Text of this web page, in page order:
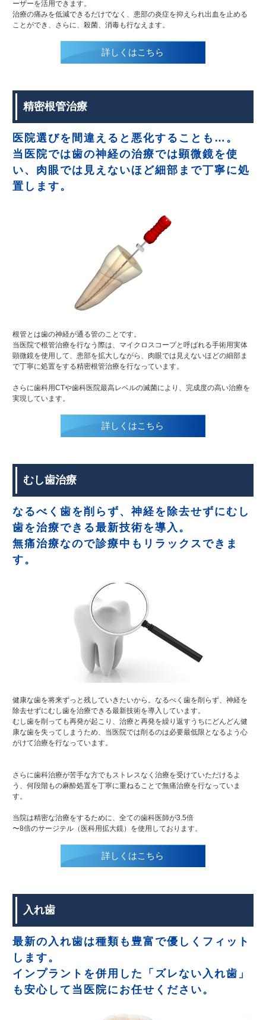
ーザーを活用できます。
治療の痛みを低減できるだけでなく、患部の炎症を抑えられ出血を止める
ことができ、さらに、殺菌、消毒も行なえます。
詳しくはこちら
精密根管治療
医院選びを間違えると悪化することも…。
当医院では歯の神経の治療では顕微鏡を使
い、肉眼では見えないほど細部まで丁寧に処
置します。
根管とは歯の神経が通る管のことです。
当医院で根管治療を行なう際は、マイクロスコープと呼ばれる手術用実体
顕微鏡を使用して、患部を拡大しながら、肉眼では見えないほどの細部ま
で丁寧に処置をする精密根管治療を行なっています。
さらに歯科用CTや歯科医院最高レベルの滅菌により、完成度の高い治療を
実現しています。
詳しくはこちら
むし歯治療
なるべく歯を削らず、神経を除去せずにむし
歯を治療できる最新技術を導入。
無痛治療なので診療中もリラックスできま
す。
健康な歯を将来ずっと残していきたいから。なるべく歯を削らず、神経を
除去せずにむし歯を治療できる最新技術を導入しています。
むし歯を削っても再発が起こり、治療と再発を繰り返すうちにどんどん健
康な歯を失ってしまうため、当医院では削るのは必要最低限となるよう心
がけて治療を行なっています。
さらに歯科治療が苦手な方でもストレスなく治療を受けていただけるよ
う、何段階もの麻酔処置を丁寧に重ねることで無痛治療を行なっていま
す。
当院は精密な治療をするために、全ての歯科医師が3.5倍
〜8倍のサージテル（医科用拡大鏡）を使用しております。
詳しくはこちら
入れ歯
最新の入れ歯は種類も豊富で優しくフィット
します。
インプラントを併用した「ズレない入れ歯」
も安心して当医院にお任せください。